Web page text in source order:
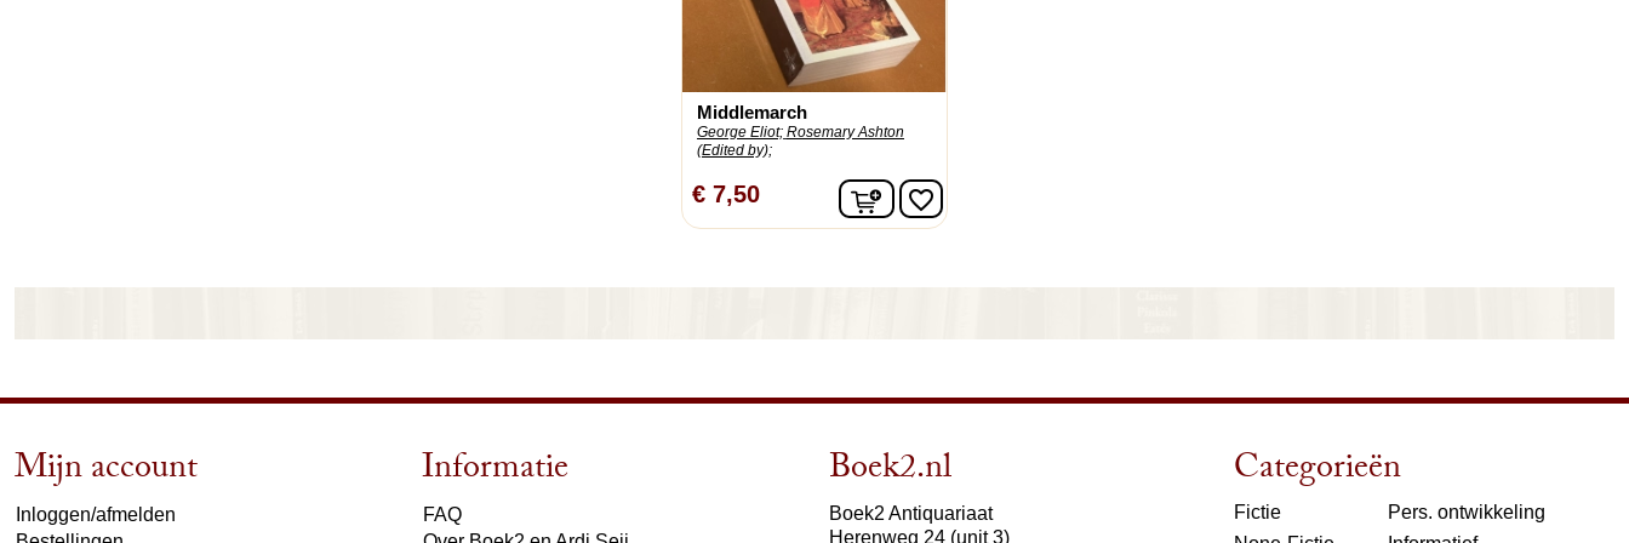
Middlemarch
George Eliot; Rosemary Ashton
(Edited by);
€ 7,50 In winkelwagen
favorite_border
Mijn account
Inloggen/afmelden
Informatie
FAQ
Boek2.nl
Boek2 Antiquariaat
Herenweg 24 (unit 3)
Categorieën
Fictie
Pers. ontwikkeling